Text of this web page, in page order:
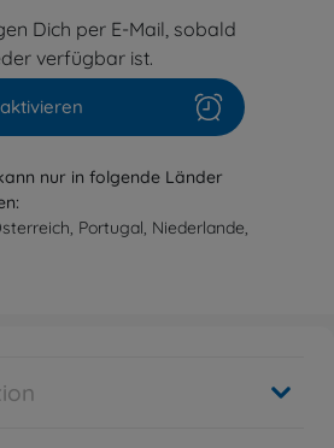
Dich per E-Mail, sobald
verfügbar ist.
nur in folgende Länder
Portugal, Niederlande,